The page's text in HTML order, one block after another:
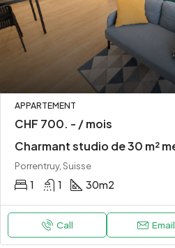
APPARTEMENT
CHF 700. - / mois
Porrentruy, Suisse
1 1 30m2
Call Email